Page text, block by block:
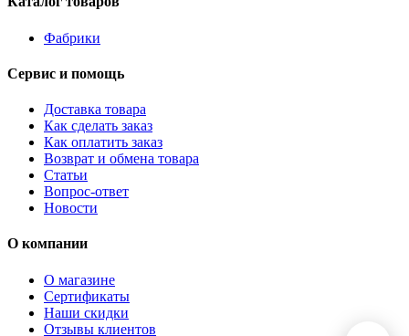
Фабрики
Сервис и помощь
Доставка товара
Как сделать заказ
Как оплатить заказ
Возврат и обмена товара
Статьи
Вопрос-ответ
Новости
О компании
О магазине
Сертификаты
Наши скидки
Отзывы клиентов